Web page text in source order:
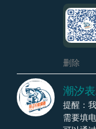
删除
潮汐
提醒：
需要填